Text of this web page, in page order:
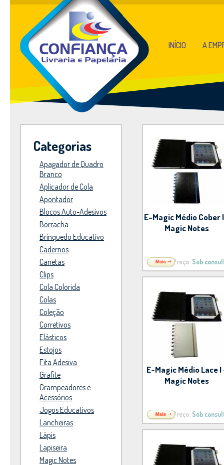
INÍCIO A
Categorias
Apagador de Quadro
Branco
Aplicador de Cola
Apontador
Blocos Auto-Adesivos
Borracha
Brinquedo Educativo
Cadernos
Canetas
Clips
Cola Colorida
Colas
Coleção
Corretivos
Elásticos
Estojos
Fita Adesiva
Grafite
Grampeadores e
Acessórios
Jogos Educativos
Lancheiras
Lápis
Lapiseira
Magic Notes
E-Magic Médio Cober
Magic Notes
Preço: Sob
E-Magic Médio Lace
Magic Notes
Preço: Sob